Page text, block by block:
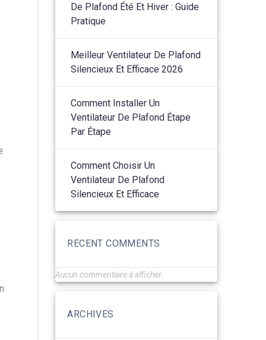
De Plafond Été Et Hiver : Guide
Pratique
Meilleur Ventilateur De Plafond
Silencieux Et Efficace 2026
Comment Installer Un
Ventilateur De Plafond Étape
Par Étape
Comment Choisir Un
Ventilateur De Plafond
Silencieux Et Efficace
RECENT COMMENTS
Aucun commentaire à afficher.
ARCHIVES